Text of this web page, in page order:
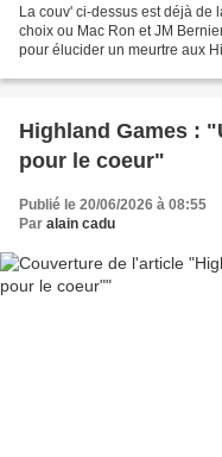
La couv' ci-dessus est déjà de
choix ou Mac Ron et JM
pour élucider un meurtre aux
Highland Games :
pour le coeur"
Publié le 20/06/2026 à 08:55
Par alain cadu